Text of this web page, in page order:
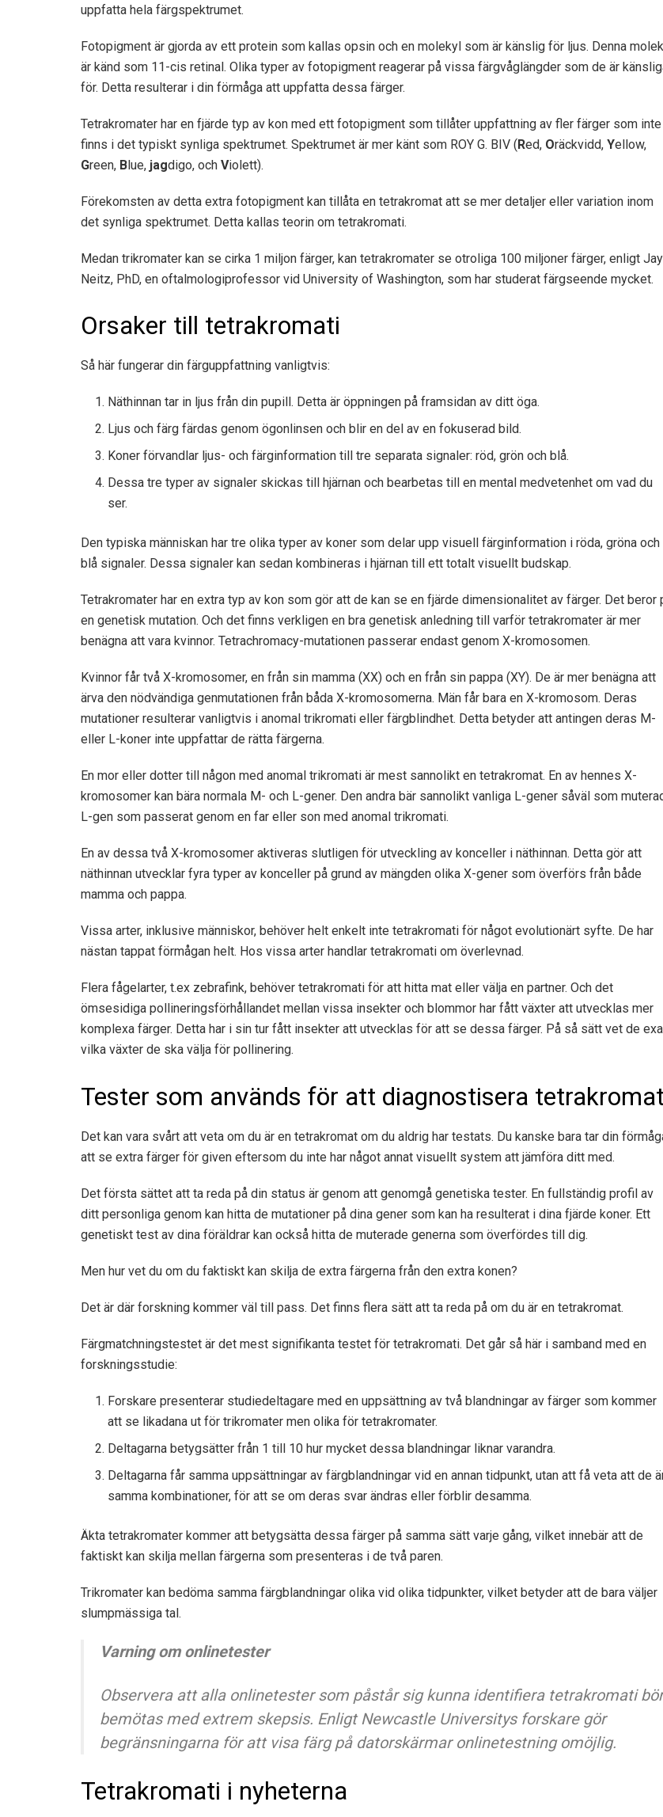
uppfatta hela färgspektrumet.
Fotopigment är gjorda av ett protein som kallas opsin och en molekyl som är känslig för ljus. Denna
är känd som 11-cis retinal. Olika typer av fotopigment reagerar på vissa färgvåglängder som de är
för. Detta resulterar i din förmåga att uppfatta dessa färger.
Tetrakromater har en fjärde typ av kon med ett fotopigment som tillåter uppfattning av fler färger som inte
finns i det typiskt synliga spektrumet. Spektrumet är mer känt som ROY G. BIV (Red, Oräckvidd, Yellow,
Green, Blue, jagdigo, och Violett).
Förekomsten av detta extra fotopigment kan tillåta en tetrakromat att se mer detaljer eller variation inom
det synliga spektrumet. Detta kallas teorin om tetrakromati.
Medan trikromater kan se cirka 1 miljon färger, kan tetrakromater se otroliga 100 miljoner färger, enligt Jay
Neitz, PhD, en oftalmologiprofessor vid University of Washington, som har studerat färgseende mycket.
Orsaker till tetrakromati
Så här fungerar din färguppfattning vanligtvis:
Näthinnan tar in ljus från din pupill. Detta är öppningen på framsidan av ditt öga.
Ljus och färg färdas genom ögonlinsen och blir en del av en fokuserad bild.
Koner förvandlar ljus- och färginformation till tre separata signaler: röd, grön och blå.
Dessa tre typer av signaler skickas till hjärnan och bearbetas till en mental medvetenhet om vad du
ser.
Den typiska människan har tre olika typer av koner som delar upp visuell färginformation i röda, gröna och
blå signaler. Dessa signaler kan sedan kombineras i hjärnan till ett totalt visuellt budskap.
Tetrakromater har en extra typ av kon som gör att de kan se en fjärde dimensionalitet av färger. Det beror
en genetisk mutation. Och det finns verkligen en bra genetisk anledning till varför tetrakromater är mer
benägna att vara kvinnor. Tetrachromacy-mutationen passerar endast genom X-kromosomen.
Kvinnor får två X-kromosomer, en från sin mamma (XX) och en från sin pappa (XY). De är mer benägna att
ärva den nödvändiga genmutationen från båda X-kromosomerna. Män får bara en X-kromosom. Deras
mutationer resulterar vanligtvis i anomal trikromati eller färgblindhet. Detta betyder att antingen deras M-
eller L-koner inte uppfattar de rätta färgerna.
En mor eller dotter till någon med anomal trikromati är mest sannolikt en tetrakromat. En av hennes X-
kromosomer kan bära normala M- och L-gener. Den andra bär sannolikt vanliga L-gener såväl som
L-gen som passerat genom en far eller son med anomal trikromati.
En av dessa två X-kromosomer aktiveras slutligen för utveckling av konceller i näthinnan. Detta gör att
näthinnan utvecklar fyra typer av konceller på grund av mängden olika X-gener som överförs från både
mamma och pappa.
Vissa arter, inklusive människor, behöver helt enkelt inte tetrakromati för något evolutionärt syfte. De har
nästan tappat förmågan helt. Hos vissa arter handlar tetrakromati om överlevnad.
Flera fågelarter, t.ex zebrafink, behöver tetrakromati för att hitta mat eller välja en partner. Och det
ömsesidiga pollineringsförhållandet mellan vissa insekter och blommor har fått växter att utvecklas mer
komplexa färger. Detta har i sin tur fått insekter att utvecklas för att se dessa färger. På så sätt vet de
vilka växter de ska välja för pollinering.
Tester som används för att diagnostisera
Det kan vara svårt att veta om du är en tetrakromat om du aldrig har testats. Du kanske bara tar din
att se extra färger för given eftersom du inte har något annat visuellt system att jämföra ditt med.
Det första sättet att ta reda på din status är genom att genomgå genetiska tester. En fullständig profil av
ditt personliga genom kan hitta de mutationer på dina gener som kan ha resulterat i dina fjärde koner. Ett
genetiskt test av dina föräldrar kan också hitta de muterade generna som överfördes till dig.
Men hur vet du om du faktiskt kan skilja de extra färgerna från den extra konen?
Det är där forskning kommer väl till pass. Det finns flera sätt att ta reda på om du är en tetrakromat.
Färgmatchningstestet är det mest signifikanta testet för tetrakromati. Det går så här i samband med en
forskningsstudie:
Forskare presenterar studiedeltagare med en uppsättning av två blandningar av färger som kommer
att se likadana ut för trikromater men olika för tetrakromater.
Deltagarna betygsätter från 1 till 10 hur mycket dessa blandningar liknar varandra.
Deltagarna får samma uppsättningar av färgblandningar vid en annan tidpunkt, utan att få veta att de
samma kombinationer, för att se om deras svar ändras eller förblir desamma.
Äkta tetrakromater kommer att betygsätta dessa färger på samma sätt varje gång, vilket innebär att de
faktiskt kan skilja mellan färgerna som presenteras i de två paren.
Trikromater kan bedöma samma färgblandningar olika vid olika tidpunkter, vilket betyder att de bara väljer
slumpmässiga tal.
Varning om onlinetester
Observera att alla onlinetester som påstår sig kunna identifiera tetrakromati bör
bemötas med extrem skepsis. Enligt Newcastle Universitys forskare gör
begränsningarna för att visa färg på datorskärmar onlinetestning omöjlig.
Tetrakromati i nyheterna